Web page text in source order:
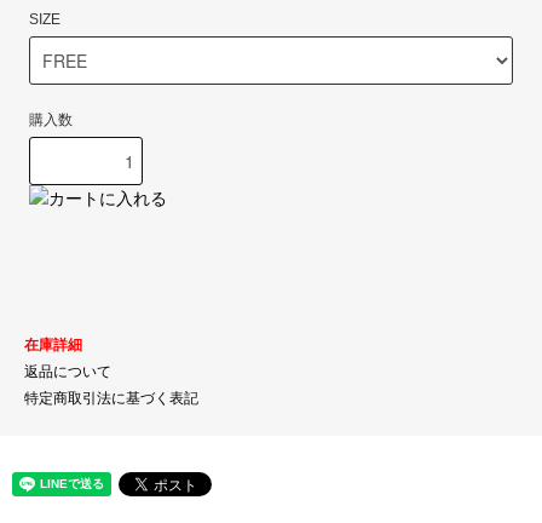
SIZE
購入数
在庫詳細
返品について
特定商取引法に基づく表記